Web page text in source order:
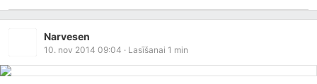
Narvesen
10. nov 2014 09:04 · Lasīšanai 1 min